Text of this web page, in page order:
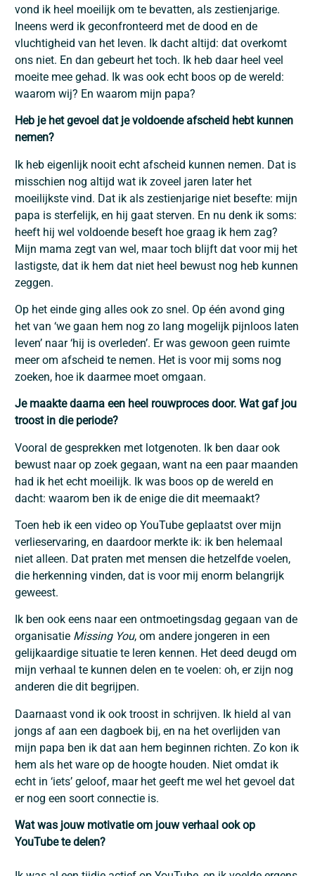
vond ik heel moeilijk om te bevatten, als zestienjarige.
Ineens werd ik geconfronteerd met de dood en de
vluchtigheid van het leven. Ik dacht altijd: dat overkomt
ons niet. En dan gebeurt het toch. Ik heb daar heel veel
moeite mee gehad. Ik was ook echt boos op de wereld:
waarom wij? En waarom mijn papa?
Heb je het gevoel dat je voldoende afscheid hebt kunnen
nemen?
Ik heb eigenlijk nooit echt afscheid kunnen nemen. Dat is
misschien nog altijd wat ik zoveel jaren later het
moeilijkste vind. Dat ik als zestienjarige niet besefte: mijn
papa is sterfelijk, en hij gaat sterven. En nu denk ik soms:
heeft hij wel voldoende beseft hoe graag ik hem zag?
Mijn mama zegt van wel, maar toch blijft dat voor mij het
lastigste, dat ik hem dat niet heel bewust nog heb kunnen
zeggen.
Op het einde ging alles ook zo snel. Op één avond ging
het van ‘we gaan hem nog zo lang mogelijk pijnloos laten
leven’ naar ‘hij is overleden’. Er was gewoon geen ruimte
meer om afscheid te nemen. Het is voor mij soms nog
zoeken, hoe ik daarmee moet omgaan.
Je maakte daarna een heel rouwproces door. Wat gaf jou
troost in die periode?
Vooral de gesprekken met lotgenoten. Ik ben daar ook
bewust naar op zoek gegaan, want na een paar maanden
had ik het echt moeilijk. Ik was boos op de wereld en
dacht: waarom ben ik de enige die dit meemaakt?
Toen heb ik een video op YouTube geplaatst over mijn
verlieservaring, en daardoor merkte ik: ik ben helemaal
niet alleen. Dat praten met mensen die hetzelfde voelen,
die herkenning vinden, dat is voor mij enorm belangrijk
geweest.
Ik ben ook eens naar een ontmoetingsdag gegaan van de
organisatie Missing You, om andere jongeren in een
gelijkaardige situatie te leren kennen. Het deed deugd om
mijn verhaal te kunnen delen en te voelen: oh, er zijn nog
anderen die dit begrijpen.
Daarnaast vond ik ook troost in schrijven. Ik hield al van
jongs af aan een dagboek bij, en na het overlijden van
mijn papa ben ik dat aan hem beginnen richten. Zo kon ik
hem als het ware op de hoogte houden. Niet omdat ik
echt in ‘iets’ geloof, maar het geeft me wel het gevoel dat
er nog een soort connectie is.
Wat was jouw motivatie om jouw verhaal ook op
YouTube te delen?